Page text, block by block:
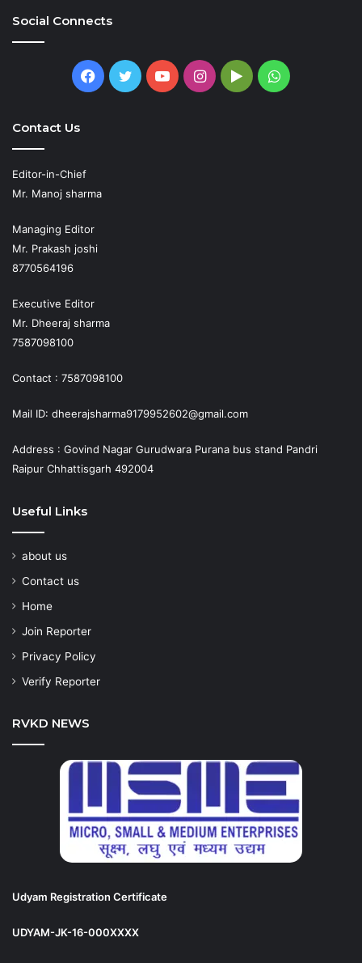
Social Connects
Facebook
TwitterYouTubeInstagram
GoogleWhatsApp
Contact Us
Editor-in-Chief
Mr. Manoj sharma
Managing Editor
Mr. Prakash joshi
8770564196
Executive Editor
Mr. Dheeraj sharma
7587098100
Contact : 7587098100
Mail ID: dheerajsharma9179952602@gmail.com
Address : Govind Nagar Gurudwara Purana bus stand Pandri
Raipur Chhattisgarh 492004
Useful Links
about us
Contact us
Home
Join Reporter
Privacy Policy
Verify Reporter
RVKD NEWS
Udyam Registration Certificate
UDYAM-JK-16-000XXXX